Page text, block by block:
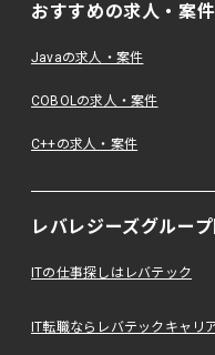
おすすめの求人・案
Javaの求人・案件
COBOLの求人・案件
C++の求人・案件
レバレジーズグルー
ITの仕事探しはレバテック
IT転職ならレバテックキャリ